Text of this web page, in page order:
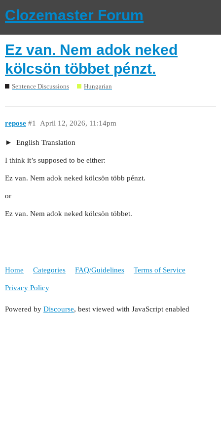
Clozemaster Forum
Ez van. Nem adok neked
kölcsön többet pénzt.
Sentence Discussions Hungarian
repose April 12, 2026, 11:14pm
#1
English Translation
I think it’s supposed to be either:
Ez van. Nem adok neked kölcsön több pénzt.
or
Ez van. Nem adok neked kölcsön többet.
Home Categories FAQ/Guidelines Terms of Service
Privacy Policy
Powered by Discourse, best viewed with JavaScript enabled